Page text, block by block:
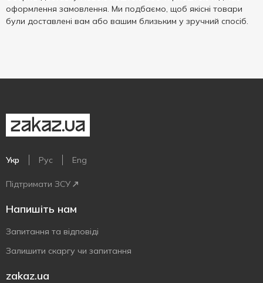
оформлення замовлення. Ми подбаємо, щоб якісні товари
були доставлені вам або вашим близьким у зручний спосіб.
Укр Рус Eng
Підтримати ЗСУ
Напишіть нам
Запитання та відповіді
Залишити скаргу чи запитання
zakaz.ua